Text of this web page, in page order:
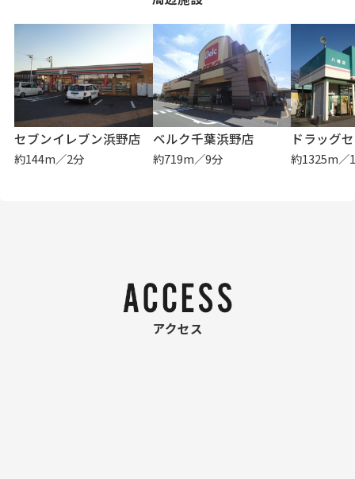
セブンイレブン浜野店
約144m／2分
ベルク千葉浜野店
約719m／9分 約1325m／
アクセス